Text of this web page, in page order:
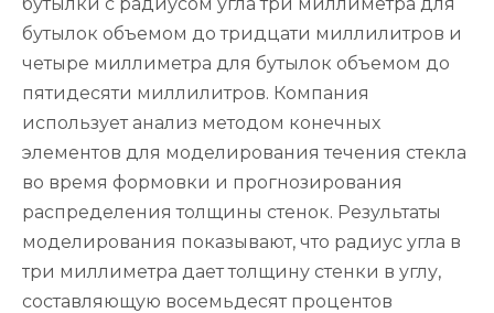
бутылок объемом до тридцати миллилитров и
четыре миллиметра для бутылок объемом до
пятидесяти миллилитров. Компания
использует анализ методом конечных
элементов для моделирования течения стекла
во время формовки и прогнозирования
распределения толщины стенок. Результаты
моделирования показывают, что радиус угла в
три миллиметра дает толщину стенки в углу,
составляющую восемьдесят процентов